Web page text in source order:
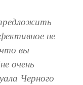
не
вы
очень
Черного